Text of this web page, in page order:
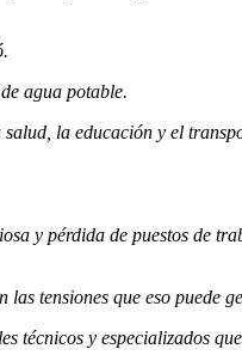
agua potable.
la educación y el
y pérdida de puestos de
tensiones que eso puede
técnicos y especializados